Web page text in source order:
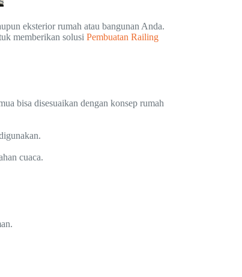
eksterior rumah atau bangunan Anda.
memberikan solusi Pembuatan Railing
bisa disesuaikan dengan konsep rumah
cuaca.